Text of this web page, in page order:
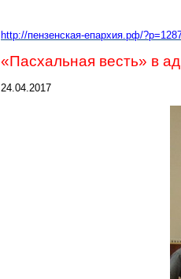
http://пензенская-епархия.рф/
«Пасхальная весть» в
24.04.2017